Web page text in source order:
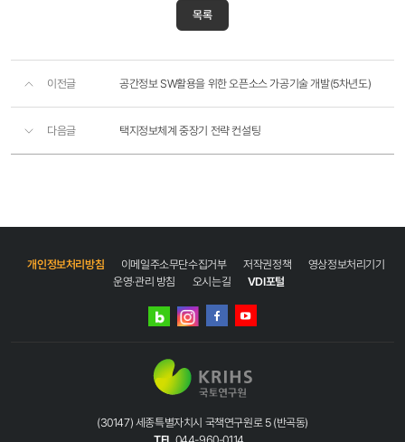
목록
이전글 공간정보 SW활용을 위한 오픈소스 가공기술 개발(5차년도)
다음글 택지정보체계 중장기 전략 컨설팅
개인정보처리방침 이메일주소무단수집거부 저작권정책
영상정보처리기기
운영·관리 방침
오시는길 VDI포털
네이버
인스타그램
(30147) 세종특별자치시 국책연구원로 5 (반곡동)